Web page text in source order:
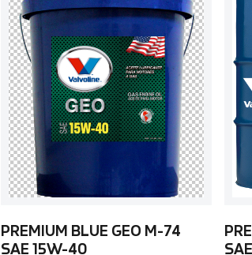
PREMIUM BLUE GEO M-74
SAE 15W-40